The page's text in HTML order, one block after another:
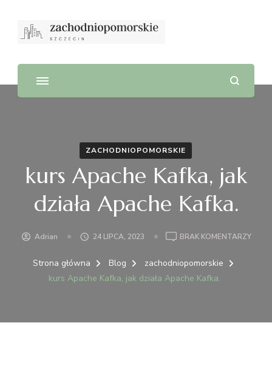
ZACHODNIOPOMORSKIE
kurs Apache Kafka, jak
działa Apache Kafka.
Adrian 24 LIPCA, 2023 BRAK KOMENTARZYDO
Strona główna Blog
zachodniopomorskie
kurs Apache Kafka, jak działa Apache Kafka.